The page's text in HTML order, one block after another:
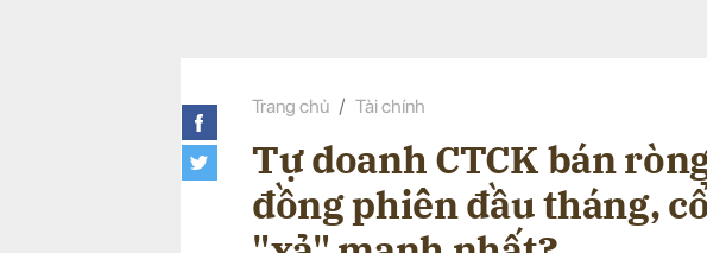
Trang chủ Tài chính
Tự doanh CTCK bán
đồng phiên đầu tháng,